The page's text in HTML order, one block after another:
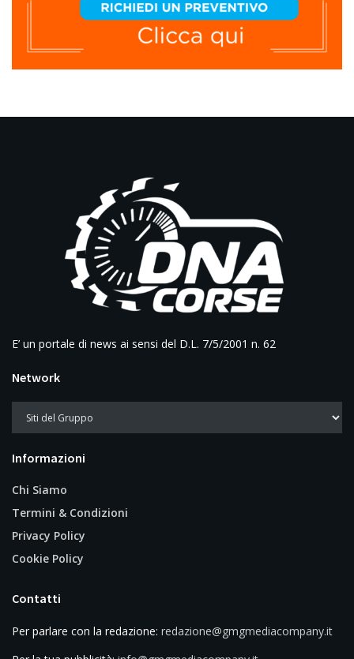
E’ un portale di news ai sensi del D.L. 7/5/2001 n. 62
Network
Informazioni
Chi Siamo
Termini & Condizioni
Privacy Policy
Cookie Policy
Contatti
Per parlare con la redazione: redazione@gmgmediacompany.it